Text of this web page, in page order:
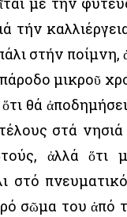
τήν
στήν ποίμνη,
μικροῦ
θά
στά νησιά
ἀλλά ὅτι
στό
σῶμα του ἀπό